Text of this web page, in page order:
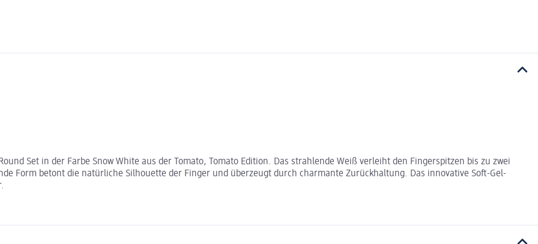
Set in der Farbe Snow White aus der Tomato, Tomato Edition. Das strahlende Weiß verleiht den Fingerspitzen bis zu zwei
Form betont die natürliche Silhouette der Finger und überzeugt durch charmante Zurückhaltung. Das innovative Soft-Gel-